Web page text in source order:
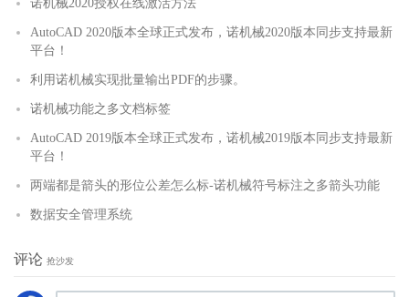
诺机械2020授权在线激活方法
AutoCAD 2020版本全球正式发布，诺机械2020版本同步支持最新
平台！
利用诺机械实现批量输出PDF的步骤。
诺机械功能之多文档标签
AutoCAD 2019版本全球正式发布，诺机械2019版本同步支持最新
平台！
两端都是箭头的形位公差怎么标-诺机械符号标注之多箭头功能
数据安全管理系统
评论 抢沙发